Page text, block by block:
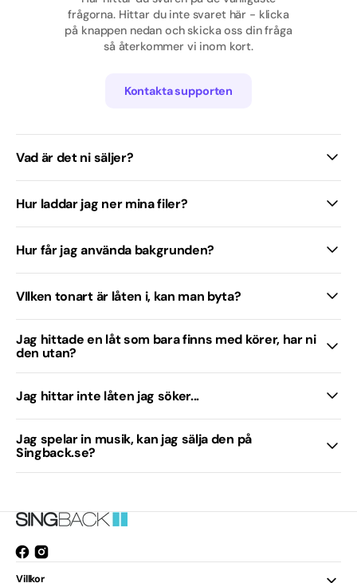
frågorna. Hittar du inte svaret här - klicka
på knappen nedan och skicka oss din fråga
så återkommer vi inom kort.
Kontakta supporten
Vad är det ni säljer?
Hur laddar jag ner mina filer?
Hur får jag använda bakgrunden?
VIlken tonart är låten i, kan man byta?
Jag hittade en låt som bara finns med körer, har ni
den utan?
Jag hittar inte låten jag söker...
Jag spelar in musik, kan jag sälja den på
Singback.se?
Facebook
Instagram
Villkor